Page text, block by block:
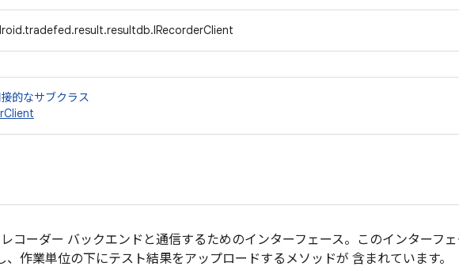
的なサブクラス
コーダー バックエンドと通信するためのインターフェース。このインターフ
、作業単位の下にテスト結果をアップロードするメソッドが 含まれています。